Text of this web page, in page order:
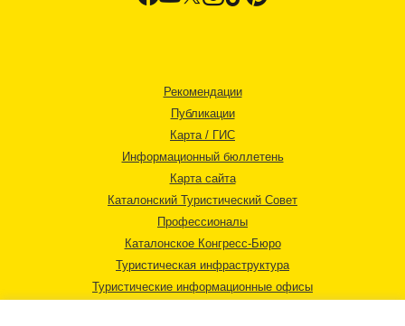
Рекомендации
Публикации
Карта / ГИС
Информационный бюллетень
Карта сайта
Каталонский Туристический Совет
Профессионалы
Каталонское Конгресс-Бюро
Туристическая инфраструктура
Туристические информационные офисы